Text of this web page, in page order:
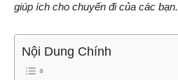
giúp ích cho chuyến đi của các bạn.
Nội Dung Chính